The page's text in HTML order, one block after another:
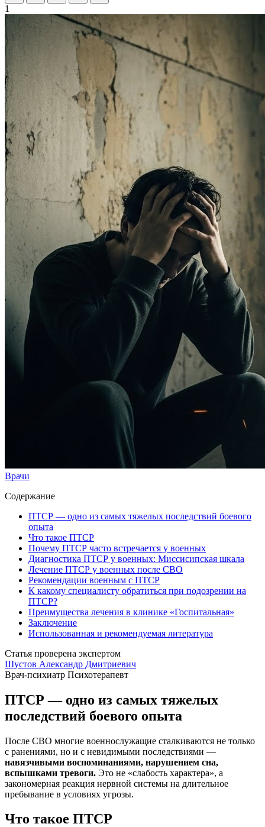
1
Врачи
Содержание
ПТСР — одно из самых тяжелых последствий боевого
опыта
Что такое ПТСР
Почему ПТСР часто встречается у военных
Диагностика ПТСР у военных: Миссисипская шкала
Лечение ПТСР у военных после СВО
Рекомендации военным с ПТСР
К какому специалисту обратиться при подозрении на
ПТСР?
Преимущества лечения в клинике «Госпитальная»
Заключение
Использованная и рекомендуемая литература
Статья проверена экспертом
Шустов Александр Дмитриевич
Врач-психиатр Психотерапевт
ПТСР — одно из самых тяжелых
последствий боевого опыта
После СВО многие военнослужащие сталкиваются не только
с ранениями, но и с невидимыми последствиями —
навязчивыми воспоминаниями, нарушением сна,
вспышками тревоги. Это не «слабость характера», а
закономерная реакция нервной системы на длительное
пребывание в условиях угрозы.
Что такое ПТСР